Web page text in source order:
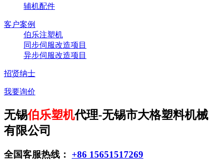
辅机配件
客户案例
伯乐注塑机
同步伺服改造项目
异步伺服改造项目
招贤纳士
我要询价
无锡伯乐塑机代理-无锡市大格塑料机械
有限公司
全国客服热线： +86 15651517269